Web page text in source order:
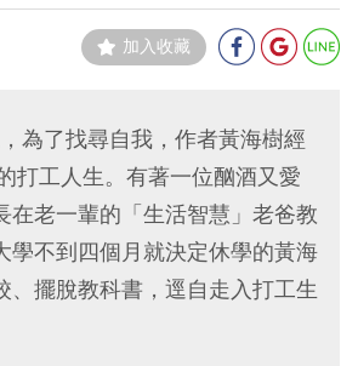
加入收藏
為了找尋自我，作者黃海樹經
打工人生。有著一位酗酒又愛
在老一輩的「生活智慧」老爸教
學不到四個月就決定休學的黃海
、擺脫教科書，逕自走入打工生